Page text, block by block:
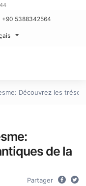
+90 5388342564
Découvrez les
de la
Partager